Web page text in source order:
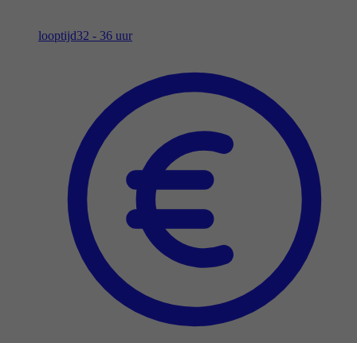
looptijd32 - 36 uur